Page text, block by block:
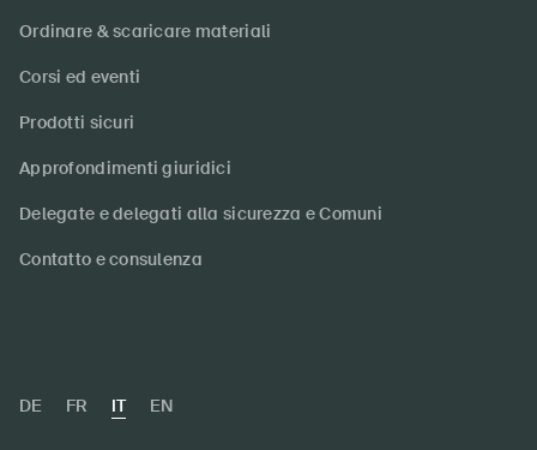
Ordinare & scaricare materiali
Corsi ed eventi
Prodotti sicuri
Approfondimenti giuridici
Delegate e delegati alla sicurezza e Comuni
Contatto e consulenza
DE FR IT EN